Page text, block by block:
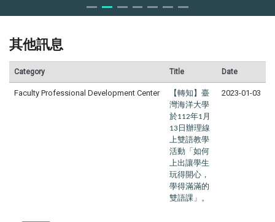
其他訊息
Category Title Date
Faculty Professional Development Center
【轉知】臺
灣海洋大學
於112年1 月
13 日辦理線
上雙語教學
活動「如何
上出讓學生
玩得開心，
學得滿滿的
雙語課」。
2023-01-03